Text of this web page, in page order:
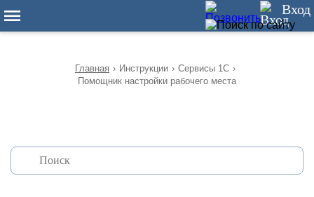
Вход
Главная › Инструкции › Сервисы 1С ›
Помощник настройки рабочего места